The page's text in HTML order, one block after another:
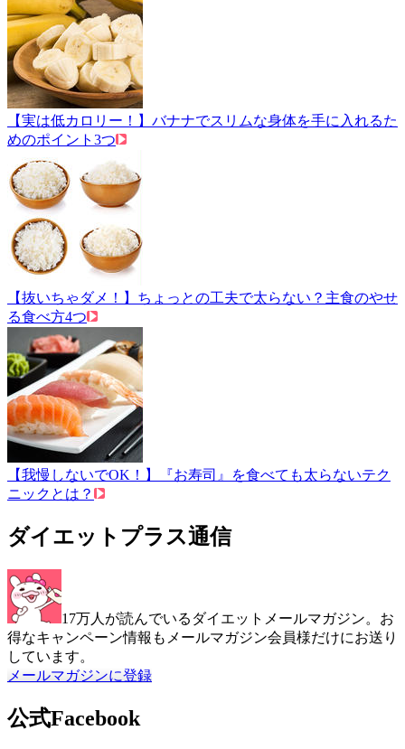
【実は低カロリー！】バナナでスリムな身体を手に入れるた
めのポイント3つ
【抜いちゃダメ！】ちょっとの工夫で太らない？主食のやせ
る食べ方4つ
【我慢しないでOK！】『お寿司』を食べても太らないテク
ニックとは？
ダイエットプラス通信
17万人が読んでいるダイエットメールマガジン。お
得なキャンペーン情報もメールマガジン会員様だけにお送り
しています。
メールマガジンに登録
公式Facebook